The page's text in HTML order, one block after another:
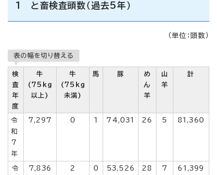
1 と畜検査頭数（過去5年）
（単位：頭数）
表の幅を切り替える
検
査
年
度
牛
(75kg
以上)
牛
(75kg
未満)
馬 豚
め
ん
羊
山
羊
計
令
和
7
年
7,297 0 1 74,031 26 5 81,360
令
7,836 2 0 53,526 28 7 61,399